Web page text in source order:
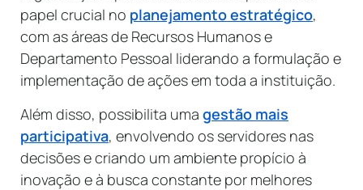
papel crucial no planejamento estratégico,
com as áreas de Recursos Humanos e
Departamento Pessoal liderando a formulação e
implementação de ações em toda a instituição.
Além disso, possibilita uma gestão mais
participativa, envolvendo os servidores nas
decisões e criando um ambiente propício à
inovação e à busca constante por melhores